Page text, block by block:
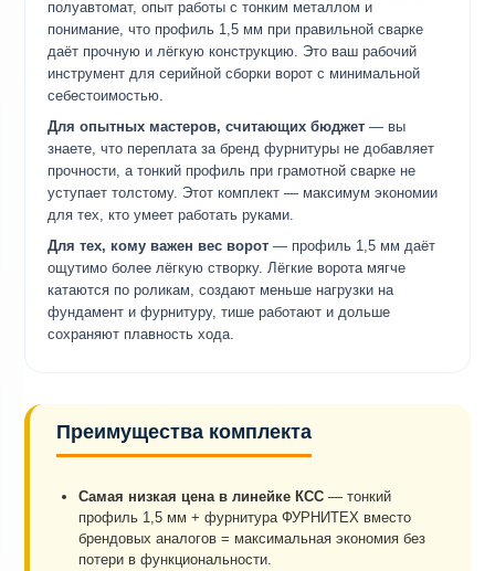
полуавтомат, опыт работы с тонким металлом и
понимание, что профиль 1,5 мм при правильной сварке
даёт прочную и лёгкую конструкцию. Это ваш рабочий
инструмент для серийной сборки ворот с минимальной
себестоимостью.
Для опытных мастеров, считающих бюджет — вы
знаете, что переплата за бренд фурнитуры не добавляет
прочности, а тонкий профиль при грамотной сварке не
уступает толстому. Этот комплект — максимум экономии
для тех, кто умеет работать руками.
Для тех, кому важен вес ворот — профиль 1,5 мм даёт
ощутимо более лёгкую створку. Лёгкие ворота мягче
катаются по роликам, создают меньше нагрузки на
фундамент и фурнитуру, тише работают и дольше
сохраняют плавность хода.
Преимущества комплекта
Самая низкая цена в линейке КСС — тонкий
профиль 1,5 мм + фурнитура ФУРНИТЕХ вместо
брендовых аналогов = максимальная экономия без
потери в функциональности.